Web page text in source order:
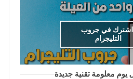
اشترك في جروب
التليجرام
معلومة تقنية جديدة